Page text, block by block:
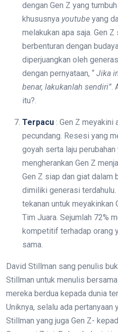
dengan Gen Z yang
khususnya youtube yang
melakukan apa saja. Gen
berbenturan dengan
diperjuangkan oleh
dengan pernyataan, “ Jika
benar, lakukanlah sendiri”.
itu?.
Terpacu : Gen Z meyakini
pecundang. Resesi yang
goyah serta laju
mengherankan Gen Z
Gen Z siap dan giat
dimiliki generasi
tekanan untuk meyakinkan
Tim Juara. Sejumlah 72%
kompetitif terhadap orang
sama.
David Stillman sang penulis
Stillman untuk menulis
mereka berdua kepada dunia
Uniknya, selalu ada pertanyaan
Stillman yang juga Gen Z-